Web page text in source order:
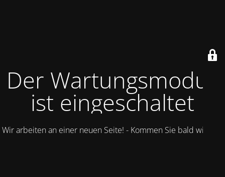
Der Wartungsmodus
ist eingeschaltet
Wir arbeiten an einer neuen Seite! - Kommen Sie bald wieder.